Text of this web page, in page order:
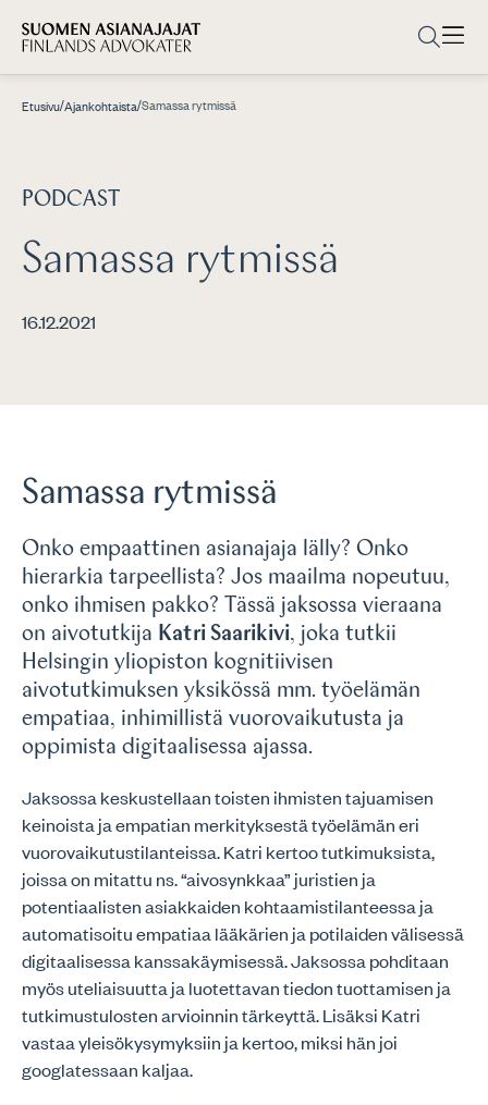
Etusivu/Ajankohtaista/Samassa rytmissä
PODCAST
Samassa rytmissä
16.12.2021
Samassa rytmissä
Onko empaattinen asianajaja lälly? Onko
hierarkia tarpeellista? Jos maailma nopeutuu,
onko ihmisen pakko? Tässä jaksossa vieraana
on aivotutkija Katri Saarikivi, joka tutkii
Helsingin yliopiston kognitiivisen
aivotutkimuksen yksikössä mm. työelämän
empatiaa, inhimillistä vuorovaikutusta ja
oppimista digitaalisessa ajassa.
Jaksossa keskustellaan toisten ihmisten tajuamisen
keinoista ja empatian merkityksestä työelämän eri
vuorovaikutustilanteissa. Katri kertoo tutkimuksista,
joissa on mitattu ns. “aivosynkkaa” juristien ja
potentiaalisten asiakkaiden kohtaamistilanteessa ja
automatisoitu empatiaa lääkärien ja potilaiden välisessä
digitaalisessa kanssakäymisessä. Jaksossa pohditaan
myös uteliaisuutta ja luotettavan tiedon tuottamisen ja
tutkimustulosten arvioinnin tärkeyttä. Lisäksi Katri
vastaa yleisökysymyksiin ja kertoo, miksi hän joi
googlatessaan kaljaa.